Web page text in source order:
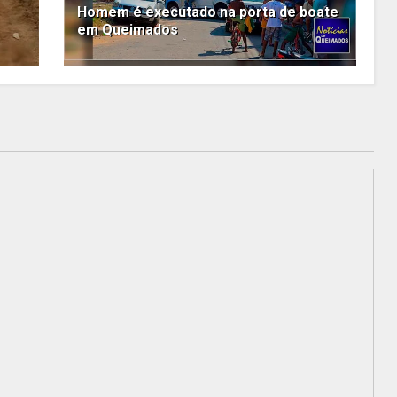
Homem é executado na porta de boate
em Queimados